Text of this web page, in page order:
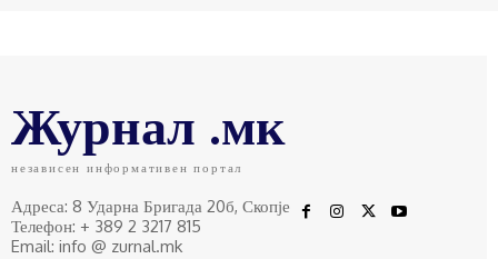
Журнал .мк
независен информативен портал
Адреса: 8 Ударна Бригада 20б, Скопје
Телефон: + 389 2 3217 815
Email: info @ zurnal.mk